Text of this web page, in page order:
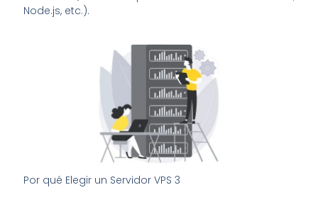
Node.js, etc.).
Por qué Elegir un Servidor VPS 3